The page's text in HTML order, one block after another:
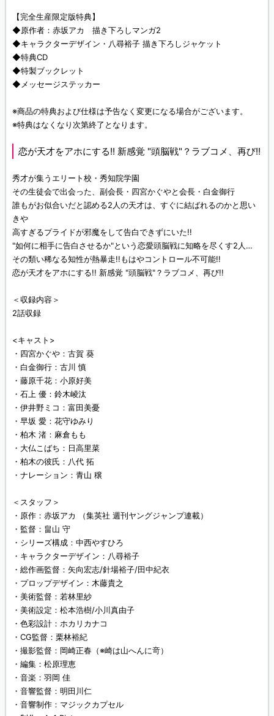
【完全生産限定版特典】
◆原作者：赤坂アカ 描き下ろしマンガ2
◆キャラクターデザイン・八尋裕子 描き下ろしジャケット
◆特典CD
◆特製ブックレット
◆メッセージステッカー
※商品の特典および仕様は予告なく変更になる場合がございます。
※特典はなくなり次第終了となります。
恋が天才をアホにする!! 新感覚 "頭脳戦"？ラブコメ、再び!!
秀才が集うエリート校・秀知院学園
その生徒会で出会った、副会長・四宮かぐやと会長・白金御行
誰もがお似合いだと認める2人の天才は、すぐに結ばれるのかと思い
きや
高すぎるプライドが邪魔をして告白できずにいた!!
"如何に相手に告白させるか"という恋愛頭脳戦に知略を尽くす2人…
その類い稀なる知性が熱暴走!!もはやコントロール不可能!!
恋が天才をアホにする!! 新感覚 "頭脳戦"？ラブコメ、再び!!
＜収録内容＞
2話収録
<キャスト>
・四宮かぐや：古賀 葵
・白金御行：古川 慎
・藤原千花：小原好美
・石上 優：鈴木崚汰
・伊井野ミコ：富田美憂
・早坂 愛：花守ゆみり
・柏木 渚：麻倉もも
・大仏こばち：日高里菜
・柏木の彼氏：八代 拓
・ナレーション：青山 穣
＜スタッフ＞
・原作：赤坂アカ （集英社 週刊ヤングジャンプ連載）
・監督：畠山 守
・シリーズ構成：中西やすひろ
・キャラクターデザイン：八尋裕子
・総作画監督：矢向宏志/針場裕子/田中紀衣
・プロップデザイン：木藤貴之
・美術監督：若林里紗
・美術設定：松本浩樹/小川真由子
・色彩設計：ホカリカナコ
・CG監督：栗林裕紀
・撮影監督：岡崎正春（※崎は山へんに竒）
・編集：松原理恵
・音楽：羽岡 佳
・音響監督：明田川仁
・音響制作：マジックカプセル